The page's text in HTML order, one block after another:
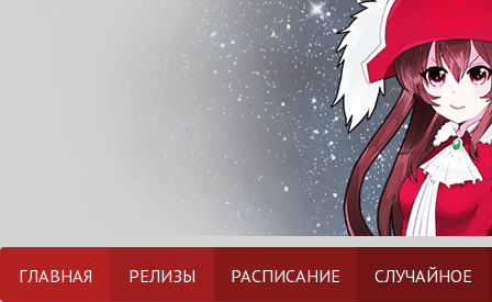
ГЛАВНАЯ РЕЛИЗЫ РАСПИСАНИЕ СЛУЧАЙНОЕ